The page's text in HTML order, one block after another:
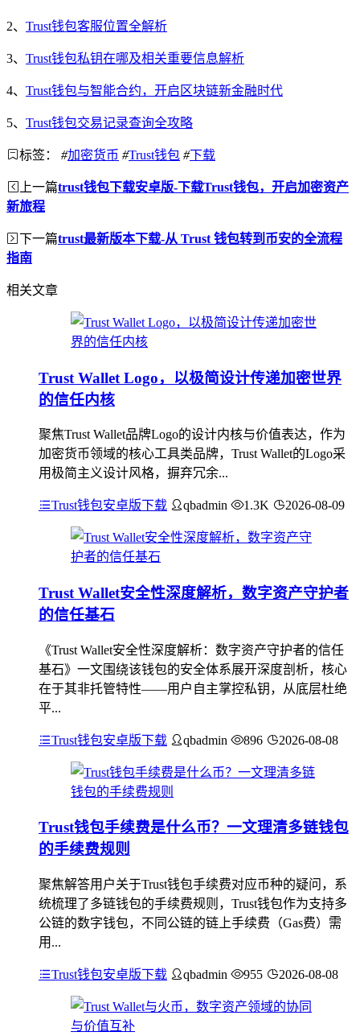
2、 Trust钱包客服位置全解析
3、 Trust钱包私钥在哪及相关重要信息解析
4、 Trust钱包与智能合约，开启区块链新金融时代
5、 Trust钱包交易记录查询全攻略
标签： #加密货币 #Trust钱包 #下载
上一篇trust钱包下载安卓版-下载Trust钱包，开启加密资产
新旅程
下一篇trust最新版本下载-从 Trust 钱包转到币安的全流程
指南
相关文章
Trust Wallet Logo，以极简设计传递加密世界
的信任内核
聚焦Trust Wallet品牌Logo的设计内核与价值表达，作为
加密货币领域的核心工具类品牌，Trust Wallet的Logo采
用极简主义设计风格，摒弃冗余...
Trust钱包安卓版下载 qbadmin 1.3K 2026-08-09
Trust Wallet安全性深度解析，数字资产守护者
的信任基石
《Trust Wallet安全性深度解析：数字资产守护者的信任
基石》一文围绕该钱包的安全体系展开深度剖析，核心
在于其非托管特性——用户自主掌控私钥，从底层杜绝
平...
Trust钱包安卓版下载 qbadmin 896 2026-08-08
Trust钱包手续费是什么币？一文理清多链钱包
的手续费规则
聚焦解答用户关于Trust钱包手续费对应币种的疑问，系
统梳理了多链钱包的手续费规则，Trust钱包作为支持多
公链的数字钱包，不同公链的链上手续费（Gas费）需
用...
Trust钱包安卓版下载 qbadmin 955 2026-08-08